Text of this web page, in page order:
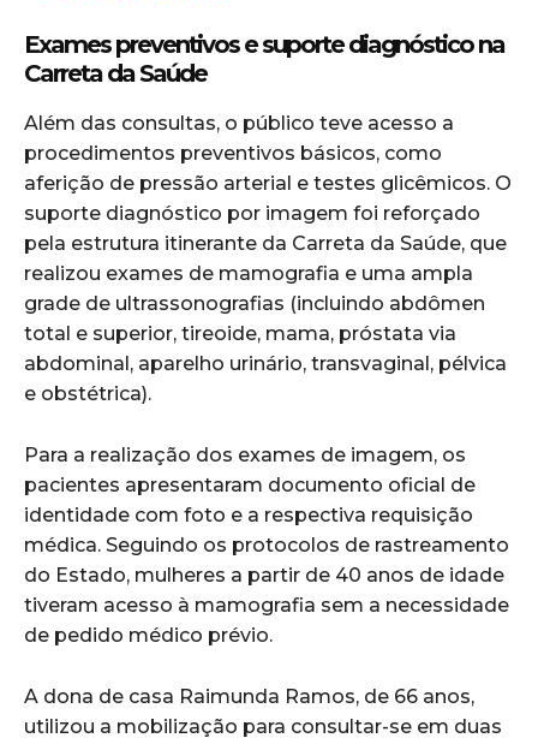
Exames preventivos e suporte diagnóstico na
Carreta da Saúde
Além das consultas, o público teve acesso a
procedimentos preventivos básicos, como
aferição de pressão arterial e testes glicêmicos. O
suporte diagnóstico por imagem foi reforçado
pela estrutura itinerante da Carreta da Saúde, que
realizou exames de mamografia e uma ampla
grade de ultrassonografias (incluindo abdômen
total e superior, tireoide, mama, próstata via
abdominal, aparelho urinário, transvaginal, pélvica
e obstétrica).
Para a realização dos exames de imagem, os
pacientes apresentaram documento oficial de
identidade com foto e a respectiva requisição
médica. Seguindo os protocolos de rastreamento
do Estado, mulheres a partir de 40 anos de idade
tiveram acesso à mamografia sem a necessidade
de pedido médico prévio.
A dona de casa Raimunda Ramos, de 66 anos,
utilizou a mobilização para consultar-se em duas